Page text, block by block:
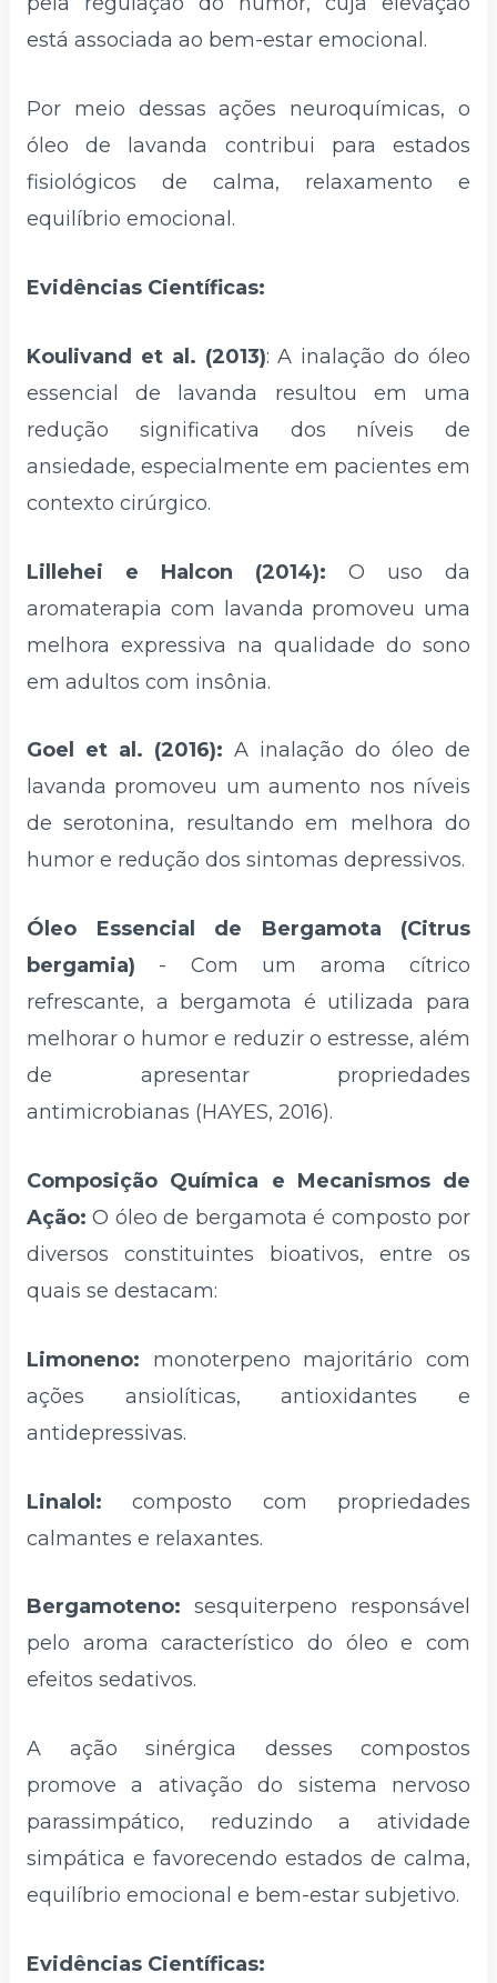
está associada ao bem-estar emocional.
Por meio dessas ações neuroquímicas, o
óleo de lavanda contribui para estados
fisiológicos de calma, relaxamento e
equilíbrio emocional.
Evidências Científicas:
Koulivand et al. (2013): A inalação do óleo
essencial de lavanda resultou em uma
redução significativa dos níveis de
ansiedade, especialmente em pacientes em
contexto cirúrgico.
Lillehei e Halcon (2014): O uso da
aromaterapia com lavanda promoveu uma
melhora expressiva na qualidade do sono
em adultos com insônia.
Goel et al. (2016): A inalação do óleo de
lavanda promoveu um aumento nos níveis
de serotonina, resultando em melhora do
humor e redução dos sintomas depressivos.
Óleo Essencial de Bergamota (Citrus
bergamia) - Com um aroma cítrico
refrescante, a bergamota é utilizada para
melhorar o humor e reduzir o estresse, além
de apresentar propriedades
antimicrobianas (HAYES, 2016).
Composição Química e Mecanismos de
Ação: O óleo de bergamota é composto por
diversos constituintes bioativos, entre os
quais se destacam:
Limoneno: monoterpeno majoritário com
ações ansiolíticas, antioxidantes e
antidepressivas.
Linalol: composto com propriedades
calmantes e relaxantes.
Bergamoteno: sesquiterpeno responsável
pelo aroma característico do óleo e com
efeitos sedativos.
A ação sinérgica desses compostos
promove a ativação do sistema nervoso
parassimpático, reduzindo a atividade
simpática e favorecendo estados de calma,
equilíbrio emocional e bem-estar subjetivo.
Evidências Científicas: